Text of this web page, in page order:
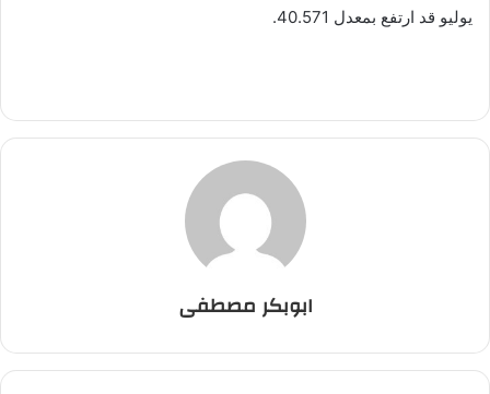
يوليو قد ارتفع بمعدل 40.571.
ابوبكر مصطفى